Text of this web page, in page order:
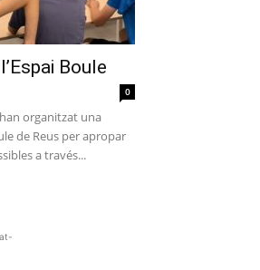
Boule
0
han organitzat una
de Reus per apropar
a través...